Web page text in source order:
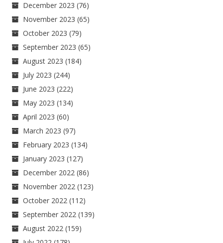
December 2023 (76)
November 2023 (65)
October 2023 (79)
September 2023 (65)
August 2023 (184)
July 2023 (244)
June 2023 (222)
May 2023 (134)
April 2023 (60)
March 2023 (97)
February 2023 (134)
January 2023 (127)
December 2022 (86)
November 2022 (123)
October 2022 (112)
September 2022 (139)
August 2022 (159)